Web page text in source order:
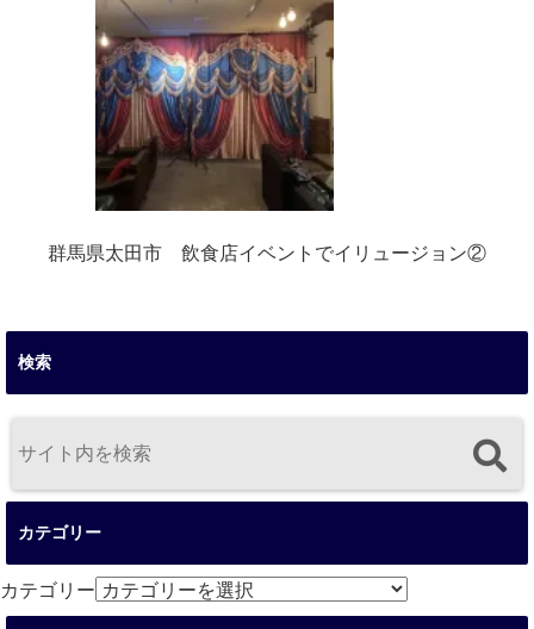
群馬県太田市 飲食店イベントでイリュージョン②
検索
カテゴリー
カテゴリー